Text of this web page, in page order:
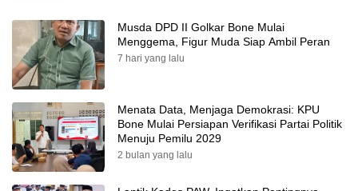
Musda DPD II Golkar Bone Mulai
Menggema, Figur Muda Siap Ambil Peran
7 hari yang lalu
Menata Data, Menjaga Demokrasi: KPU
Bone Mulai Persiapan Verifikasi Partai Politik
Menuju Pemilu 2029
2 bulan yang lalu